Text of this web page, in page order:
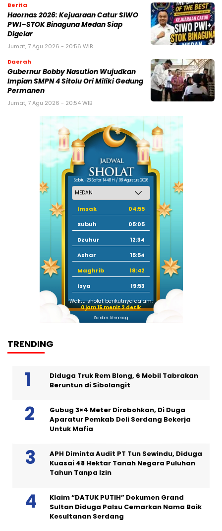
Berita
Haornas 2026: Kejuaraan Catur SIWO
PWI–STOK Binaguna Medan Siap
Digelar
Jumat, 7 Agu 2026 - 20:56 WIB
Daerah
Gubernur Bobby Nasution Wujudkan
Impian SMPN 4 Sitolu Ori Miliki Gedung
Permanen
Jumat, 7 Agu 2026 - 20:54 WIB
Sabtu, 23 Safar 1448 H / 08 Agustus 2026
Imsak
04:55
Subuh
05:05
Dzuhur
12:34
Ashar
15:54
Maghrib
18:42
Isya
19:53
Waktu sholat berikutnya dalam:
0 jam 15 menit 1 detik
Sumber: Kemenag
TRENDING
Diduga Truk Rem Blong, 6 Mobil Tabrakan
Beruntun di Sibolangit
Gubug 3×4 Meter Dirobohkan, Di Duga
Aparatur Pemkab Deli Serdang Bekerja
Untuk Mafia
APH Diminta Audit PT Tun Sewindu, Diduga
Kuasai 48 Hektar Tanah Negara Puluhan
Tahun Tanpa Izin
Klaim “DATUK PUTIH” Dokumen Grand
Sultan Diduga Palsu Cemarkan Nama Baik
Kesultanan Serdang